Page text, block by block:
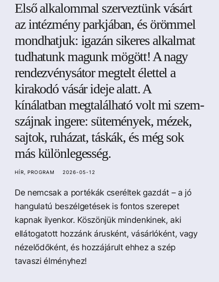
Első alkalommal szerveztünk vásárt
az intézmény parkjában, és örömmel
mondhatjuk: igazán sikeres alkalmat
tudhatunk magunk mögött! A nagy
rendezvénysátor megtelt élettel a
kirakodó vásár ideje alatt. A
kínálatban megtalálható volt mi szem-
szájnak ingere: sütemények, mézek,
sajtok, ruházat, táskák, és még sok
más különlegesség.
HÍR PROGRAM 2026-05-12
De nemcsak a portékák cseréltek gazdát – a jó
hangulatú beszélgetések is fontos szerepet
kapnak ilyenkor. Köszönjük mindenkinek, aki
ellátogatott hozzánk árusként, vásárlóként, vagy
nézelődőként, és hozzájárult ehhez a szép
tavaszi élményhez!